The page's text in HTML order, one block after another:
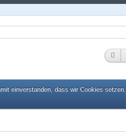
einverstanden, dass wir Cookies setzen.